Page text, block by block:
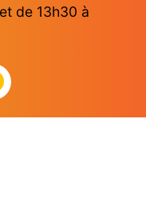
de 13h30 à